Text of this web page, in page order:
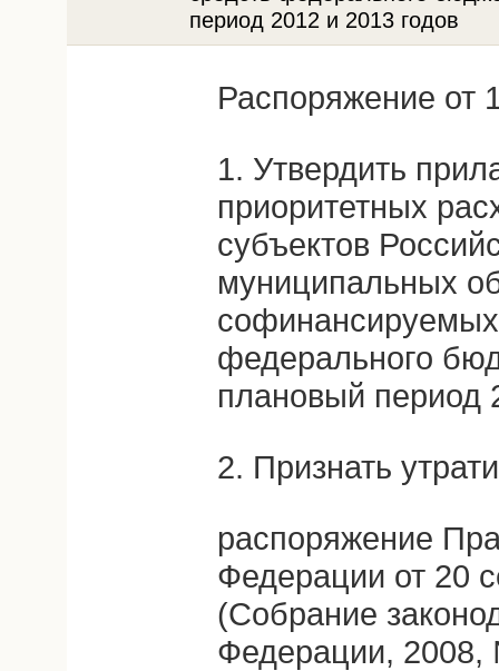
период 2012 и 2013 годов
Распоряжение от
1. Утвердить
приоритетных
субъектов
муниципальных
софинансируемых
федерального
плановый период
2. Признать
распоряжение
Федерации от 20
(Собрание
Федерации, 2008,